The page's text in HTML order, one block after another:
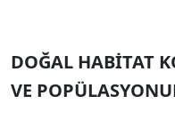
DOĞAL HABİTAT
VE